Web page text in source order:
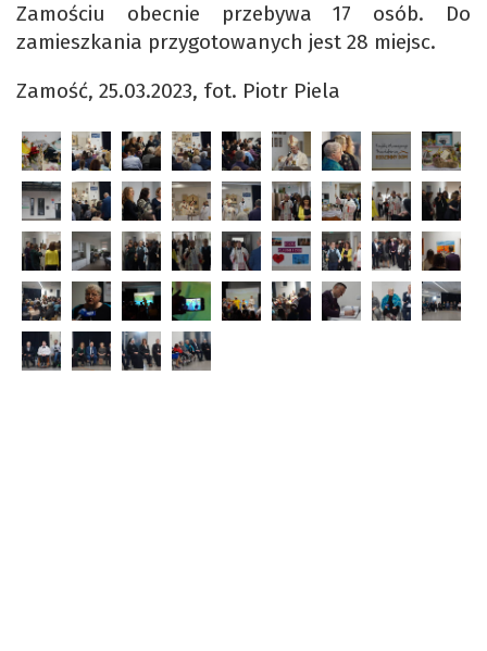
Zamościu obecnie przebywa 17 osób. Do
zamieszkania przygotowanych jest 28 miejsc.
Zamość, 25.03.2023, fot. Piotr Piela